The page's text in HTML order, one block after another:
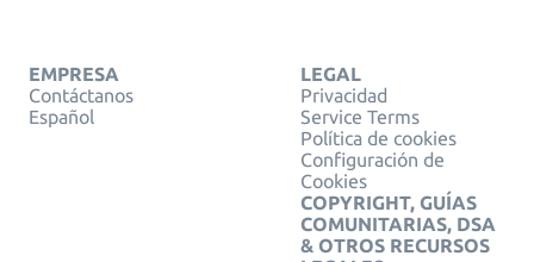
EMPRESA
Contáctanos
Español
LEGAL
Privacidad
Service Terms
Política de cookies
Configuración de
Cookies
COPYRIGHT, GUÍAS
COMUNITARIAS, DSA
& OTROS RECURSOS